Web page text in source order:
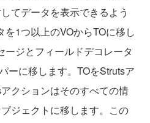
てデータを表示できるよう
1つ以上のVOからTOに移し
ージとフィールドデコレータ
ーに移します。TOをStrutsア
クションはそのすべての情
ジェクトに移します。この